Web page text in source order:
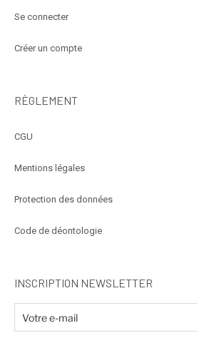
Se connecter
Créer un compte
RÈGLEMENT
CGU
Mentions légales
Protection des données
Code de déontologie
INSCRIPTION NEWSLETTER